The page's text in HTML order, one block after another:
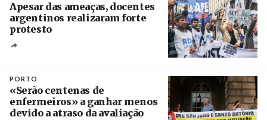
Apesar das ameaças, docentes
argentinos realizaram forte
protesto
PORTO
«Serão centenas de
enfermeiros» a ganhar menos
devido a atraso da avaliação